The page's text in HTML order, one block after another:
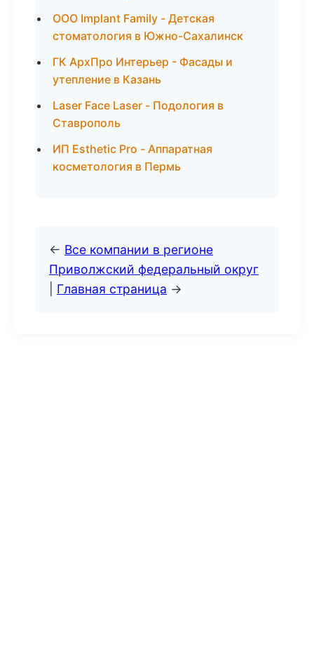
ООО Implant Family - Детская
стоматология в Южно-Сахалинск
ГК АрхПро Интерьер - Фасады и
утепление в Казань
Laser Face Laser - Подология в
Ставрополь
ИП Esthetic Pro - Аппаратная
косметология в Пермь
← Все компании в регионе
Приволжский федеральный округ
Главная страница →